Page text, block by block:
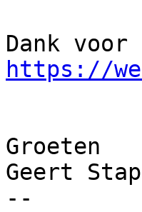
https://
Groeten
Geert
--